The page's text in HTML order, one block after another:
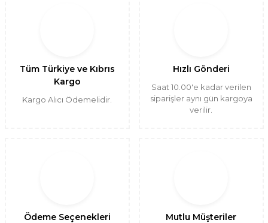
Tüm Türkiye ve Kıbrıs
Kargo
Kargo Alıcı Ödemelidir.
Hızlı Gönderi
Saat 10.00'e kadar verilen
siparişler aynı gün kargoya
verilir.
Ödeme Seçenekleri Mutlu Müşteriler